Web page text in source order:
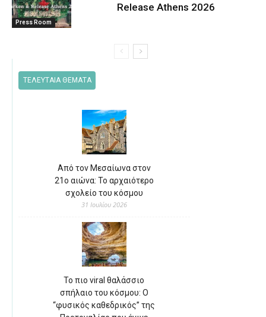
Press Room
Release Athens 2026
ΤΕΛΕΥΤΑΙΑ ΘΕΜΑΤΑ
Από τον Μεσαίωνα στον
21ο αιώνα: Το αρχαιότερο
σχολείο του κόσμου
31 Ιουλίου 2026
Το πιο viral θαλάσσιο
σπήλαιο του κόσμου: Ο
“φυσικός καθεδρικός” της